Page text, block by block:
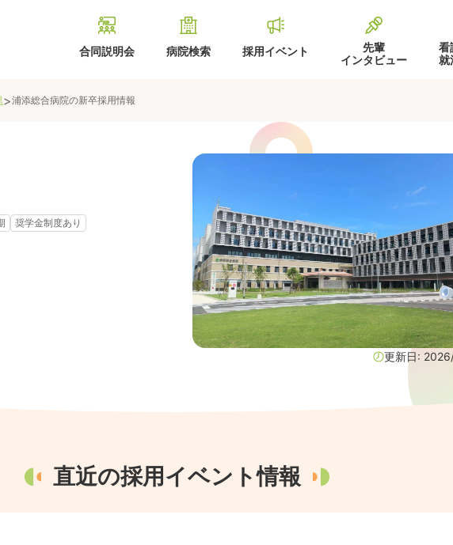
合同説明会 病院検索 採用イベント
先輩
インタビュー
看
就
>浦添総合病院の新卒採用情報
奨学金制度あり
更新日:
直近の採用イベント情報